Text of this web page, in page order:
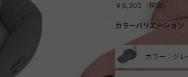
￥6,300（税抜）
カラーバリエーション
カラー：グレ